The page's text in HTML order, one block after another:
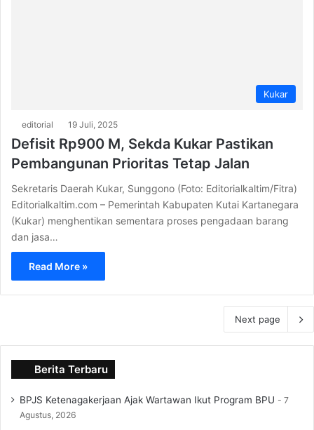
Kukar
editorial 19 Juli, 2025
Defisit Rp900 M, Sekda Kukar Pastikan
Pembangunan Prioritas Tetap Jalan
Sekretaris Daerah Kukar, Sunggono (Foto: Editorialkaltim/Fitra)
Editorialkaltim.com – Pemerintah Kabupaten Kutai Kartanegara
(Kukar) menghentikan sementara proses pengadaan barang
dan jasa…
Read More »
Next page
Berita Terbaru
BPJS Ketenagakerjaan Ajak Wartawan Ikut Program BPU
7
Agustus, 2026